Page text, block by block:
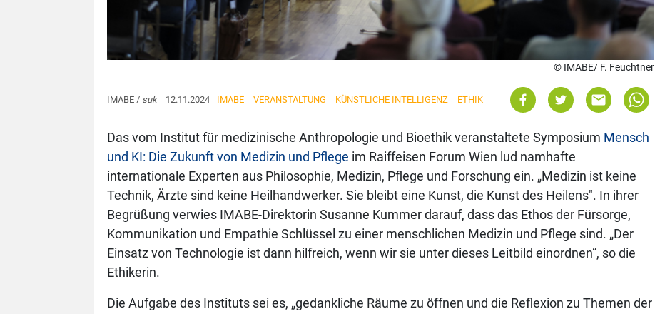
© IMABE/ F. Feuchtner
IMABE / suk12.11.2024 IMABE VERANSTALTUNG KÜNSTLICHE INTELLIGENZ ETHIK
Das vom Institut für medizinische Anthropologie und Bioethik veranstaltete Symposium Mensch
und KI: Die Zukunft von Medizin und Pflege im Raiffeisen Forum Wien lud namhafte
internationale Experten aus Philosophie, Medizin, Pflege und Forschung ein. „Medizin ist keine
Technik, Ärzte sind keine Heilhandwerker. Sie bleibt eine Kunst, die Kunst des Heilens". In ihrer
Begrüßung verwies IMABE-Direktorin Susanne Kummer darauf, dass das Ethos der Fürsorge,
Kommunikation und Empathie Schlüssel zu einer menschlichen Medizin und Pflege sind. „Der
Einsatz von Technologie ist dann hilfreich, wenn wir sie unter dieses Leitbild einordnen“, so die
Ethikerin.
Die Aufgabe des Instituts sei es, „gedankliche Räume zu öffnen und die Reflexion zu Themen der